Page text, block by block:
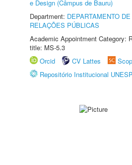
e Design (Câmpus de Bauru)
Department: DEPARTAMENTO
RELAÇÕES PÚBLICAS
Academic Appointment Category:
title: MS-5.3
Orcid
CV Lattes
Repositório Institucional UNESP